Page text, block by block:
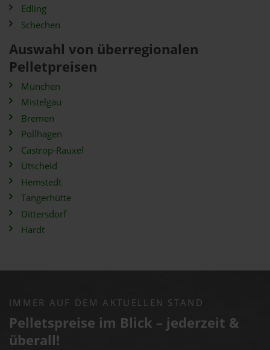
Edling
Schechen
Auswahl von überregionalen
Pelletpreisen
München
Mistelgau
Bremen
Pollhagen
Castrop-Rauxel
Utscheid
Hemstedt
Tangerhütte
Dittersdorf
Hardt
IMMER AUF DEM AKTUELLEN STAND
Pelletspreise im Blick – jederzeit &
überall!